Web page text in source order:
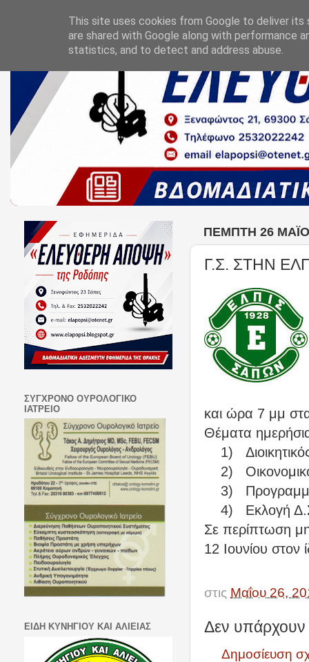
ΠΈΜΠΤΗ 26
Γ.Σ. ΣΤΗΝ
και ώρα 7 μμ
Θέματα
1)
2)
3)
4)
Εκλογή
Σε περίπτωση
12 Ιουνίου στον
στις Μαΐου 26,
Δεν υπάρχουν
Δημοσίευση
ΣΥΓΧΡΟΝΟ ΟΥΡΟΛΟΓΙΚΟ
ΙΑΤΡΕΙΟ
ΕΙΔΗ ΚΥΝΗΓΙΟΥ ΚΑΙ ΑΛΙΕΙΑΣ
This site uses cookies from Google to deliver its
are shared with Google along with performance
statistics, and to detect and address abuse.